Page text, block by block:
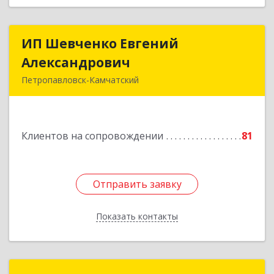
ИП Шевченко Евгений
Александрович
Петропавловск-Камчатский
Клиентов на сопровождении 81
Отправить заявку
Показать контакты
ИП Шевченко Евгений
Отправить заявку
Назад